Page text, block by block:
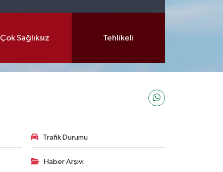
Çok Sağlıksız Tehlikeli
Trafik Durumu
Haber Arşivi